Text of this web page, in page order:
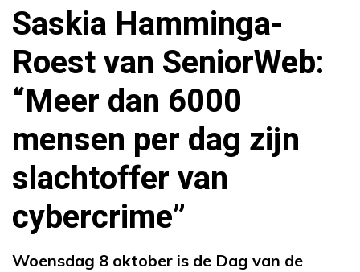
Saskia Hamminga-
Roest van SeniorWeb:
“Meer dan 6000
mensen per dag zijn
slachtoffer van
cybercrime”
Woensdag 8 oktober is de Dag van de